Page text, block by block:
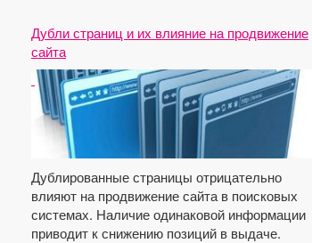
Дубли страниц и их влияние на продвижение
сайта
Дублированные страницы отрицательно
влияют на продвижение сайта в поисковых
системах. Наличие одинаковой информации
приводит к снижению позиций в выдаче.